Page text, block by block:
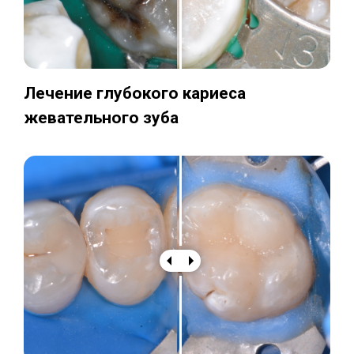
Лечение глубокого кариеса
жевательного зуба